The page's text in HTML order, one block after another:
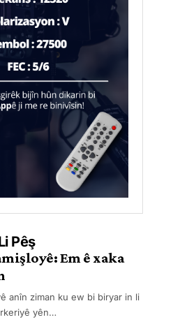
Pêş
Em ê xaka
anîn ziman ku ew bi biryar in li
yên…